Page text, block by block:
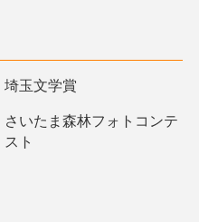
埼玉文学賞
さいたま森林フォトコンテ
スト